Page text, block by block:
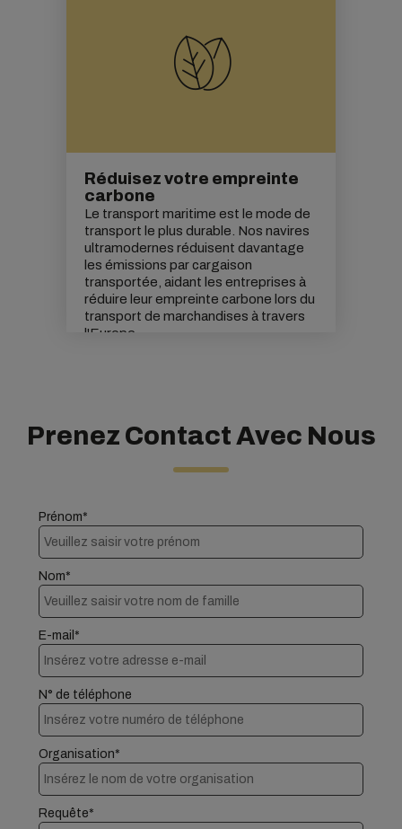
Réduisez votre empreinte
carbone
Le transport maritime est le mode de
transport le plus durable. Nos navires
ultramodernes réduisent davantage
les émissions par cargaison
transportée, aidant les entreprises à
réduire leur empreinte carbone lors du
transport de marchandises à travers
l'Europe.
Prenez Contact Avec Nous
Prénom*
Nom*
E-mail*
N° de téléphone
Organisation*
Requête*